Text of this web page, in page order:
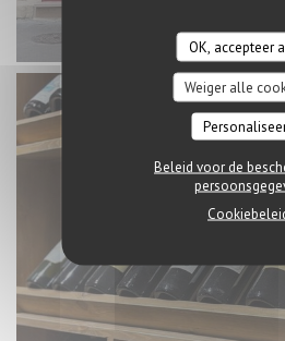
OK, accepteer
Weiger alle
Beleid voor de